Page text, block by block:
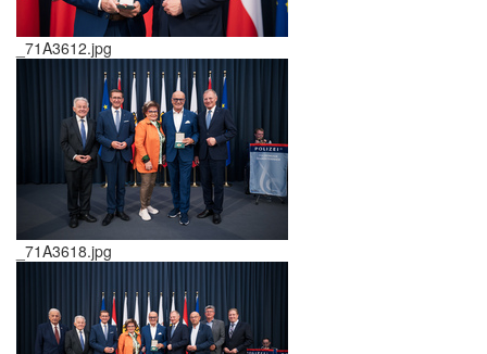
_71A3612.jpg
_71A3618.jpg